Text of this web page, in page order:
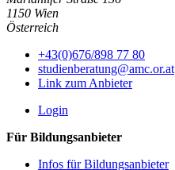
1150 Wien
Österreich
+43(0)676/898 77 80
studienberatung@amc.or.at
Link zum Anbieter
Login
Für Bildungsanbieter
Infos für Bildungsanbieter